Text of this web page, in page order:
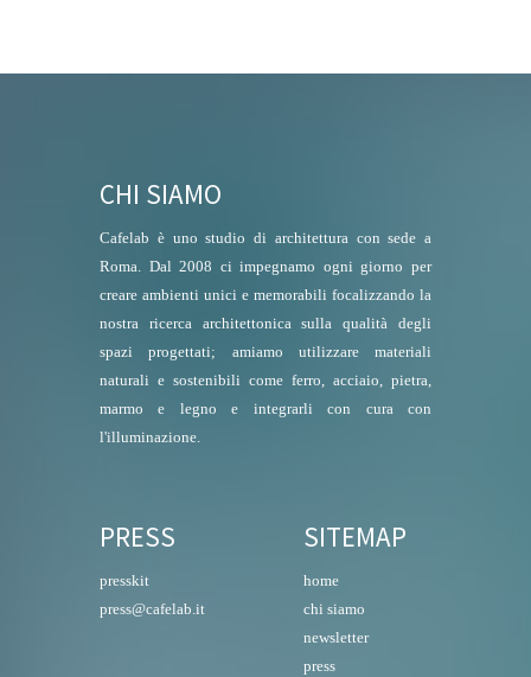
CHI SIAMO
Cafelab è uno studio di architettura con sede a
Roma. Dal 2008 ci impegnamo ogni giorno per
creare ambienti unici e memorabili focalizzando la
nostra ricerca architettonica sulla qualità degli
spazi progettati; amiamo utilizzare materiali
naturali e sostenibili come ferro, acciaio, pietra,
marmo e legno e integrarli con cura con
l'illuminazione.
PRESS
presskit
press@cafelab.it
SITEMAP
home
chi siamo
newsletter
press